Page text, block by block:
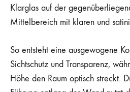
Klarglas auf der
Mittelbereich mit klaren und
So entsteht eine ausgewogene
Sichtschutz und Transparenz,
Höhe den Raum optisch streckt.